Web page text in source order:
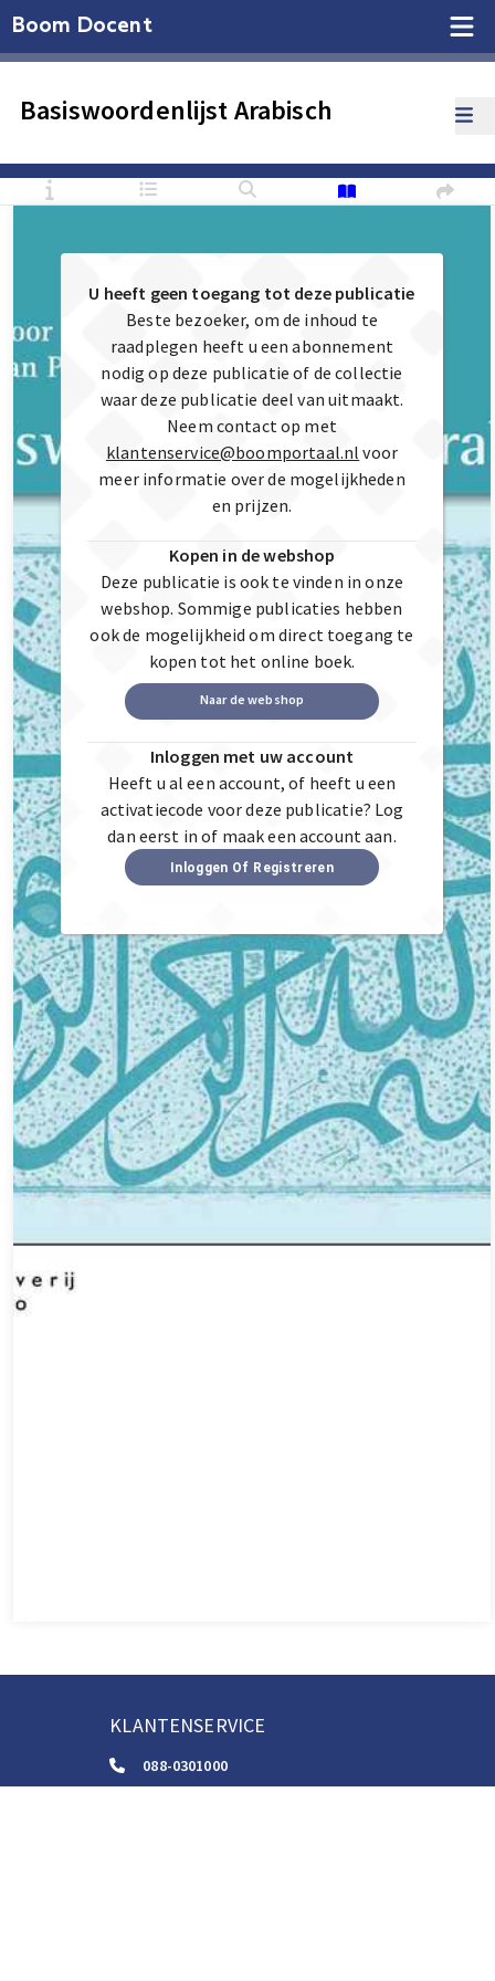
Boom Docent
Basiswoordenlijst Arabisch
U heeft geen toegang tot deze publicatie
Beste bezoeker, om de inhoud te
raadplegen heeft u een abonnement
nodig op deze publicatie of de collectie
waar deze publicatie deel van uitmaakt.
Neem contact op met
klantenservice@boomportaal.nl voor
meer informatie over de mogelijkheden
en prijzen.
Kopen in de webshop
Deze publicatie is ook te vinden in onze
webshop. Sommige publicaties hebben
ook de mogelijkheid om direct toegang te
kopen tot het online boek.
Naar de webshop
Inloggen met uw account
Heeft u al een account, of heeft u een
activatiecode voor deze publicatie? Log
dan eerst in of maak een account aan.
Inloggen Of Registreren
KLANTENSERVICE
088-0301000